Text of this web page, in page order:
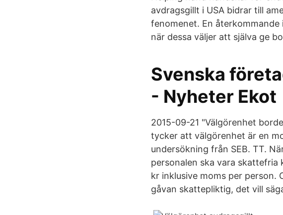
avdragsgillt i USA bidrar till
fenomenet. En
när dessa väljer att själva ge
Svenska
- Nyheter Ekot
2015-09-21 "Välgörenhet
tycker att välgörenhet är en
undersökning från SEB. TT.
personalen ska vara
kr inklusive moms per person.
gåvan skattepliktig, det vill